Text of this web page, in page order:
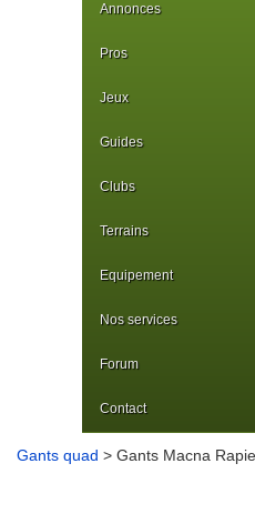
Annonces
Pros
Jeux
Guides
Clubs
Terrains
Equipement
Nos services
Forum
Contact
Gants quad > Gants Macna